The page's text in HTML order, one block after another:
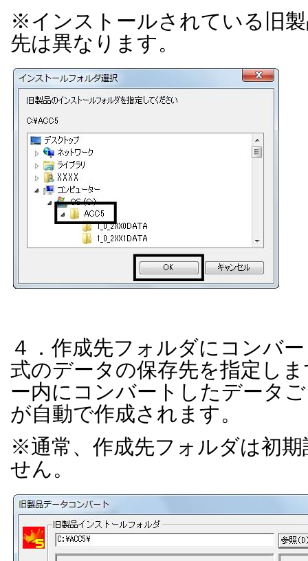
※インストールされている旧
先は異なります。
４．作成先フォルダにコンバ
式のデータの保存先を指定し
ー内にコンバートしたデータ
が自動で作成されます。
※通常、作成先フォルダは初
せん。